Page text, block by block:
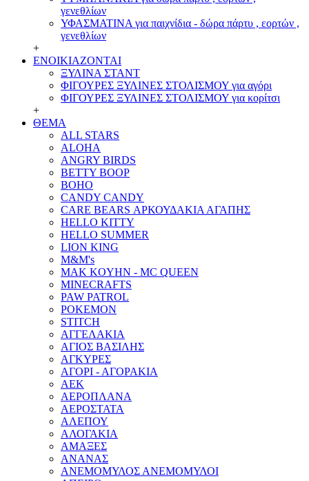
γενεθλίων
ΥΦΑΣΜΑΤΙΝΑ για παιχνίδια - δώρα πάρτυ , εορτών ,
γενεθλίων
+
ΕΝΟΙΚΙΑΖΟΝΤΑΙ
ΞΥΛΙΝΑ ΣΤΑΝΤ
ΦΙΓΟΥΡΕΣ ΞΥΛΙΝΕΣ ΣΤΟΛΙΣΜΟΥ για αγόρι
ΦΙΓΟΥΡΕΣ ΞΥΛΙΝΕΣ ΣΤΟΛΙΣΜΟΥ για κορίτσι
+
ΘΕΜΑ
ALL STARS
ALOHA
ANGRY BIRDS
BETTY BOOP
BOHO
CANDY CANDY
CARE BEARS ΑΡΚΟΥΔΑΚΙΑ ΑΓΑΠΗΣ
HELLO KITTY
HELLO SUMMER
LION KING
M&M's
MAK KOYHN - MC QUEEN
MINECRAFTS
PAW PATROL
POKEMON
STITCH
ΑΓΓΕΛΑΚΙΑ
ΑΓΙΟΣ ΒΑΣΙΛΗΣ
ΑΓΚΥΡΕΣ
ΑΓΟΡΙ - ΑΓΟΡΑΚΙΑ
ΑΕΚ
ΑΕΡΟΠΛΑΝΑ
ΑΕΡΟΣΤΑΤΑ
ΑΛΕΠΟΥ
ΑΛΟΓΑΚΙΑ
ΑΜΑΞΕΣ
ΑΝΑΝΑΣ
ΑΝΕΜΟΜΥΛΟΣ ΑΝΕΜΟΜΥΛΟΙ